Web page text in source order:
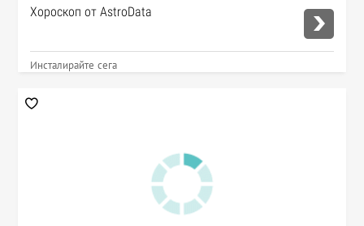
Хороскоп от AstroData
Инсталирайте сега